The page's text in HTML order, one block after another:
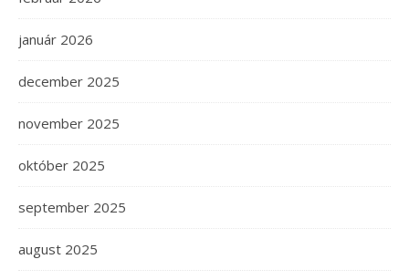
január 2026
december 2025
november 2025
október 2025
september 2025
august 2025